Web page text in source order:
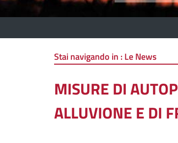
Stai navigando in :Le News
MISURE DI
ALLUVIONE E DI